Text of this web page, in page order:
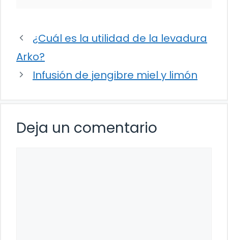
¿Cuál es la utilidad de la levadura
Arko?
Infusión de jengibre miel y limón
Deja un comentario